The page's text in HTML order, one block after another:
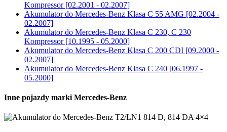
Kompressor [02.2001 - 02.2007]
Akumulator do Mercedes-Benz Klasa C 55 AMG [02.2004 -
02.2007]
Akumulator do Mercedes-Benz Klasa C 230, C 230
Kompressor [10.1995 - 05.2000]
Akumulator do Mercedes-Benz Klasa C 200 CDI [09.2000 -
02.2007]
Akumulator do Mercedes-Benz Klasa C 240 [06.1997 -
05.2000]
Inne pojazdy marki Mercedes-Benz